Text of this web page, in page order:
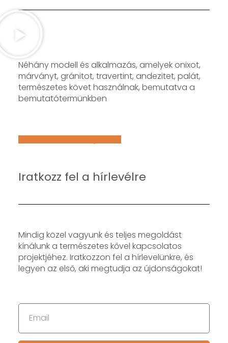
Néhány modell és alkalmazás, amelyek onixot,
márványt, gránitot, travertint, andezitet, palát,
természetes követ használnak, bemutatva a
bemutatótermünkben
Află mai multe despre noi
Iratkozz fel a hírlevélre
Mindig közel vagyunk és teljes megoldást
kínálunk a természetes kővel kapcsolatos
projektjéhez. Iratkozzon fel a hírlevelünkre, és
legyen az első, aki megtudja az újdonságokat!